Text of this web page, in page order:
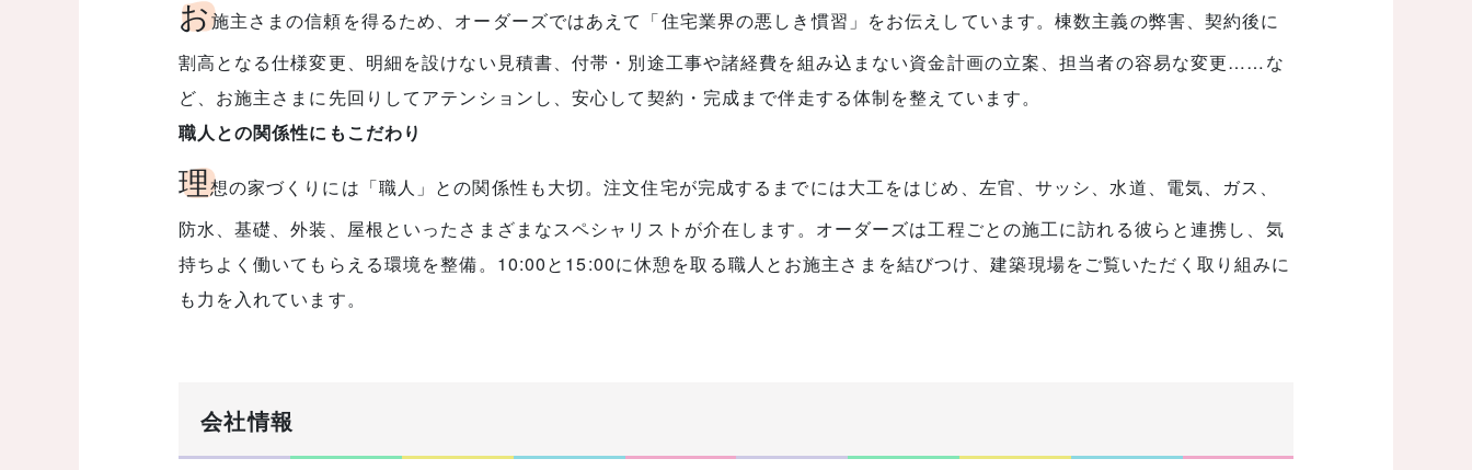
お施主さまの信頼を得るため、オーダーズではあえて「住宅業界の悪しき慣習」をお伝えしています。棟数主義の弊害、契約後に
割高となる仕様変更、明細を設けない見積書、付帯・別途工事や諸経費を組み込まない資金計画の立案、担当者の容易な変更……な
ど、お施主さまに先回りしてアテンションし、安心して契約・完成まで伴走する体制を整えています。
職人との関係性にもこだわり
理想の家づくりには「職人」との関係性も大切。注文住宅が完成するまでには大工をはじめ、左官、サッシ、水道、電気、ガス、
防水、基礎、外装、屋根といったさまざまなスペシャリストが介在します。オーダーズは工程ごとの施工に訪れる彼らと連携し、気
持ちよく働いてもらえる環境を整備。10:00と15:00に休憩を取る職人とお施主さまを結びつけ、建築現場をご覧いただく取り組みに
も力を入れています。
会社情報